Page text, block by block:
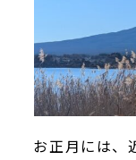
お正月には、